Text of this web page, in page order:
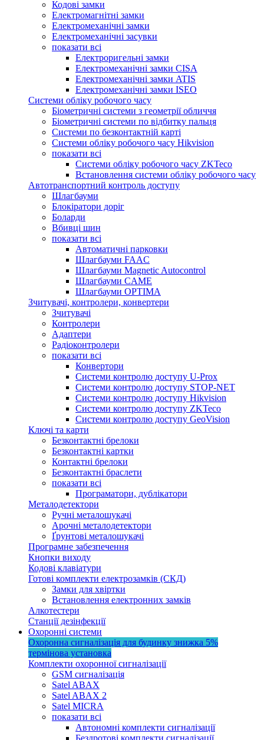
Кодові замки
Електромагнітні замки
Електромеханічні замки
Електромеханічні засувки
показати всі
Електроригельні замки
Електромеханічні замки CISA
Електромеханічні замки ATIS
Електромеханічні замки ISEO
Системи обліку робочого часу
Біометричні системи з геометрії обличчя
Біометричні системи по відбитку пальця
Системи по безконтактній карті
Системи обліку робочого часу Hikvision
показати всі
Системи обліку робочого часу ZKTeco
Встановлення системи обліку робочого часу
Автотранспортний контроль доступу
Шлагбауми
Блокіратори доріг
Боларди
Вбивці шин
показати всі
Автоматичні парковки
Шлагбауми FAAC
Шлагбауми Magnetic Autocontrol
Шлагбауми CAME
Шлагбауми OPTIMA
Зчитувачі, контролери, конвертери
Зчитувачі
Контролери
Адаптери
Радіоконтролери
показати всі
Конвертори
Системи контролю доступу U-Prox
Системи контролю доступу STOP-NET
Системи контролю доступу Hikvision
Системи контролю доступу ZKTeco
Системи контролю доступу GeoVision
Ключі та карти
Безконтактні брелоки
Безконтактні картки
Контактні брелоки
Безконтактні браслети
показати всі
Програматори, дублікатори
Металодетектори
Ручні металошукачі
Арочні металодетектори
Ґрунтові металошукачі
Програмне забезпечення
Кнопки виходу
Кодові клавіатури
Готові комплекти електрозамків (СКД)
Замки для хвіртки
Встановлення електронних замків
Алкотестери
Станції дезінфекції
Охоронні системи
Охоронна сигналізація для будинку знижка 5%
термінова установка
Комплекти охоронної сигналізації
GSM сигналізація
Satel ABAX
Satel ABAX 2
Satel MICRA
показати всі
Автономні комплекти сигналізації
Бездротові комплекти сигналізації